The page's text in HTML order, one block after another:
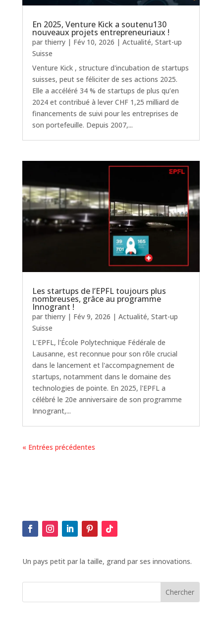
En 2025, Venture Kick a soutenu130
nouveaux projets entrepreneuriaux !
par thierry| Fév 10, 2026 | Actualité, Start-up
Suisse
Venture Kick , structure d'incubation de startups
suisses, peut se féliciter de ses actions 2025.
Elle a accéléré 34 % de startups de plus qu’en
2024 et contribué à lever CHF 1,25 milliard de
financements de suivi pour les entreprises de
son portefeuille. Depuis 2007,...
Les startups de l’EPFL toujours plus
nombreuses, grâce au programme
Innogrant !
par thierry| Fév 9, 2026 | Actualité, Start-up
Suisse
L'EPFL, l'École Polytechnique Fédérale de
Lausanne, est reconnue pour son rôle crucial
dans le lancement et l'accompagnement de
startups, notamment dans le domaine des
technologies de pointe. En 2025, l'EPFL a
célébré le 20e anniversaire de son programme
Innogrant,...
« Entrées précédentes
Un pays petit par la taille, grand par ses innovations.